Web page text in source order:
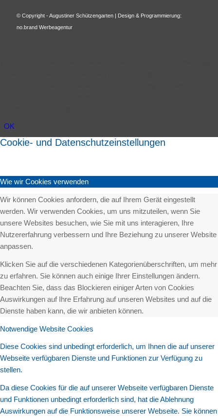
© Copyright - Augustiner Schützengarten | Design & Programmierung:
no.brand Werbeagentur
OK
Cookie- und Datenschutzeinstellungen
Wie wir Cookies verwenden
Wir können Cookies anfordern, die auf Ihrem Gerät eingestellt
werden. Wir verwenden Cookies, um uns mitzuteilen, wenn Sie
unsere Websites besuchen, wie Sie mit uns interagieren, Ihre
Nutzererfahrung verbessern und Ihre Beziehung zu unserer Website
anpassen.
Klicken Sie auf die verschiedenen Kategorienüberschriften, um mehr
zu erfahren. Sie können auch einige Ihrer Einstellungen ändern.
Beachten Sie, dass das Blockieren einiger Arten von Cookies
Auswirkungen auf Ihre Erfahrung auf unseren Websites und auf die
Dienste haben kann, die wir anbieten können.
Notwendige Website Cookies
Diese Cookies sind unbedingt erforderlich, um Ihnen die auf unserer
Webseite verfügbaren Dienste und Funktionen zur Verfügung zu
stellen.
Da diese Cookies für die auf unserer Webseite verfügbaren Dienste
und Funktionen unbedingt erforderlich sind, hat die Ablehnung
Auswirkungen auf die Funktionsweise unserer Webseite. Sie können